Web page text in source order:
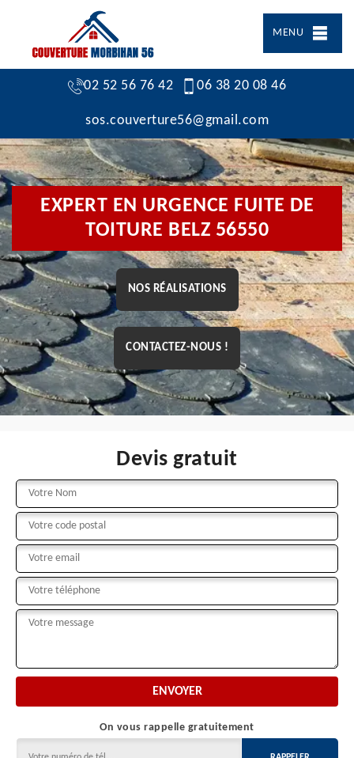
MENU
02 52 56 76 42 06 38 20 08 46
sos.couverture56@gmail.com
EXPERT EN URGENCE FUITE DE
TOITURE BELZ 56550
NOS RÉALISATIONS
CONTACTEZ-NOUS !
Devis gratuit
On vous rappelle gratuitement